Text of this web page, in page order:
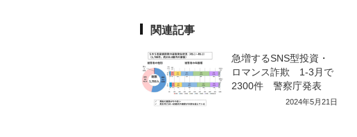
関連記事
急増するSNS型投資・
ロマンス詐欺 1-3月で
2300件 警察庁発表
2024年5月21日